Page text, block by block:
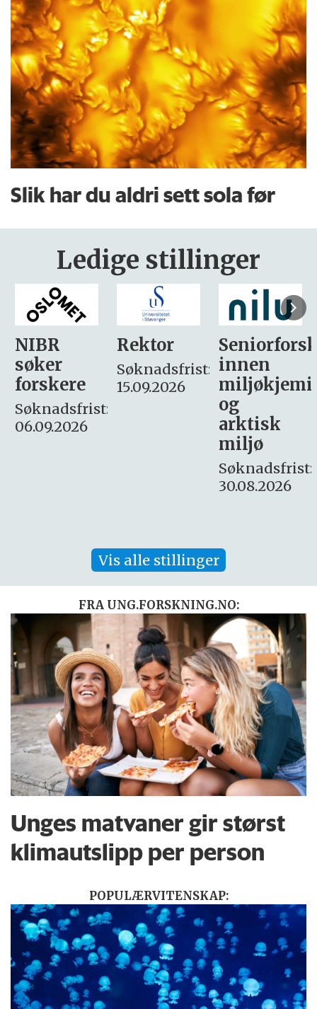
Slik har du aldri sett sola før
Ledige stillinger
Rektor
Søknadsfrist:
15.09.2026
Seniorforsker
innen
miljøkjemi
søker
– fast
Søknadsfrist:
16. august.
Vis alle stillinger
FRA UNG.FORSKNING.NO:
Unges matvaner gir størst
klimautslipp per person
POPULÆRVITENSKAP: